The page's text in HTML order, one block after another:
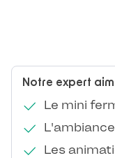
Notre expert
Le mini
Les